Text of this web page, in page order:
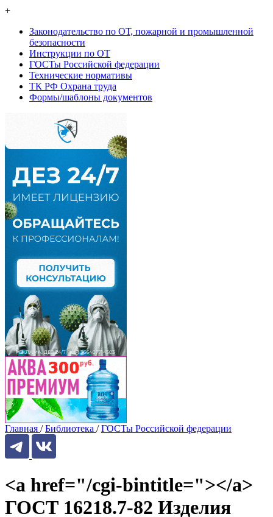
+
Законодательство по ОТ, пожарной и промышленной
безопасности
Инструкции по ОТ
ГОСТы Российской федерации
Технические нормативы
ТК РФ Охрана труда
Формы/шаблоны документов
Главная / Библиотека / ГОСТы Российской федерации
<a href="/cgi-bintitle="></a>
ГОСТ 16218.7-82 Изделия